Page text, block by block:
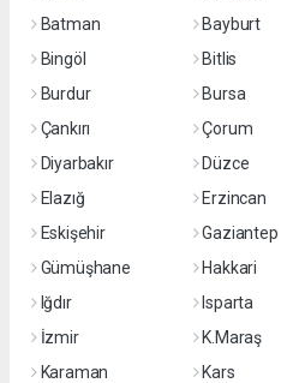
Batman
Bayburt
Bingöl
Bitlis
Burdur
Bursa
Çankırı
Çorum
Diyarbakır
Düzce
Elazığ
Erzincan
Eskişehir
Gaziantep
Gümüşhane
Hakkari
Iğdır
Isparta
İzmir
K.Maraş
Karaman
Kars